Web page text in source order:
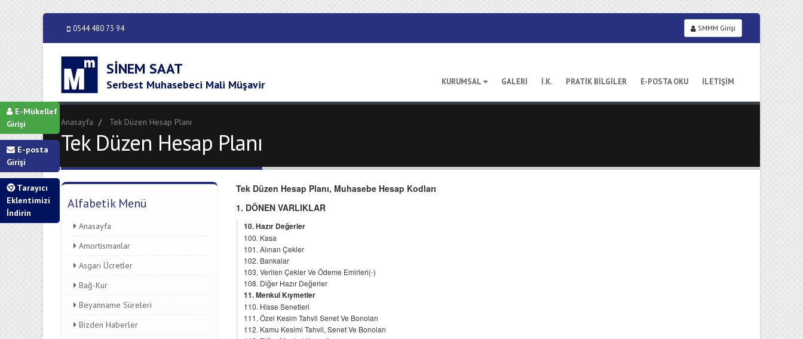
0544 480 73 94 SMMM Girişi
SINEM SAAT
Serbest Muhasebeci Mali Müşavir KURUMSAL GALERİ İ.K. PRATİK BİLGİLER E-POSTA OKU İLETİŞİM
Anasayfa Tek Düzen Hesap Planı
Tek Düzen Hesap Planı
Alfabetik Menü
Anasayfa
Amortismanlar
Asgari Ücretler
Bağ-Kur
Beyanname Süreleri
Bizden Haberler
E-Mükellef
Girişi
E-posta
Girişi
Tarayıcı
Eklentimizi
İndirin